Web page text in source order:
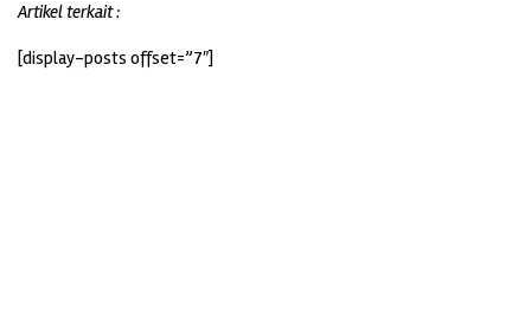
Artikel terkait :
[display-posts offset=”7″]